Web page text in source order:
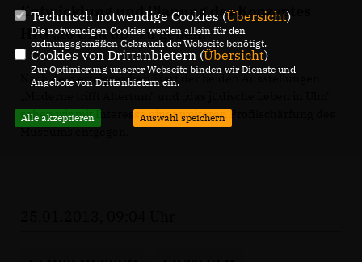
Entwicklung und Planung des Konzeptes
HfG „to Ulm up" zu geben.
Nach dem erfolgreichen Start der beiden Ausstellungen
sehen wir mit Interesse einer weiteren Profilschärfung des
Museums entgegen.
Technisch notwendige Cookies (Übersicht)
Die notwendigen Cookies werden allein für den
ordnungsgemäßen Gebrauch der Webseite benötigt.
Cookies von Drittanbietern (Übersicht)
Zur Optimierung unserer Webseite binden wir Dienste und
Angebote von Drittanbietern ein.
Alle akzeptieren Auswahl speichern